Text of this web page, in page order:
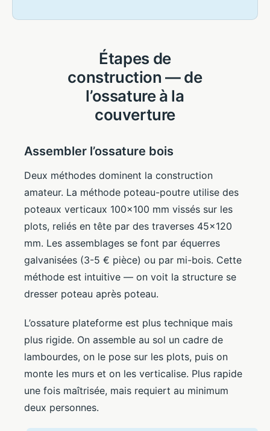
Étapes de
construction — de
l’ossature à la
couverture
Assembler l’ossature bois
Deux méthodes dominent la construction
amateur. La méthode poteau-poutre utilise des
poteaux verticaux 100×100 mm vissés sur les
plots, reliés en tête par des traverses 45×120
mm. Les assemblages se font par équerres
galvanisées (3-5 € pièce) ou par mi-bois. Cette
méthode est intuitive — on voit la structure se
dresser poteau après poteau.
L’ossature plateforme est plus technique mais
plus rigide. On assemble au sol un cadre de
lambourdes, on le pose sur les plots, puis on
monte les murs et on les verticalise. Plus rapide
une fois maîtrisée, mais requiert au minimum
deux personnes.